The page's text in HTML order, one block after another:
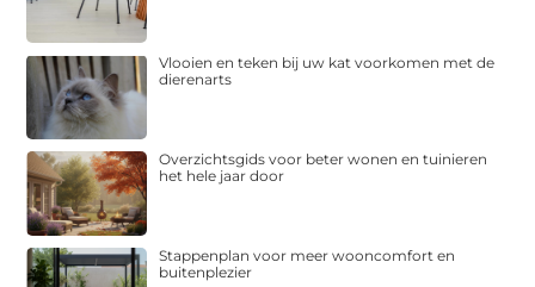
Vlooien en teken bij uw kat voorkomen met de
dierenarts
Overzichtsgids voor beter wonen en tuinieren
het hele jaar door
Stappenplan voor meer wooncomfort en
buitenplezier